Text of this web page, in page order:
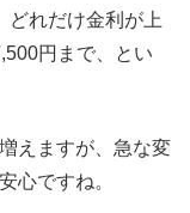
どれだけ金利が上
円まで、とい
えますが、急な変
心ですね。